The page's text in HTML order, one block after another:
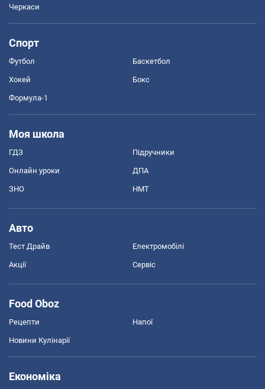
Черкаси
Спорт
Футбол Баскетбол
Хокей Бокс
Формула-1
Моя школа
ГДЗ Підручники
Онлайн уроки ДПА
ЗНО НМТ
Авто
Тест Драйв Електромобілі
Акції Сервіс
Food Oboz
Рецепти Напої
Новини Кулінарії
Економіка